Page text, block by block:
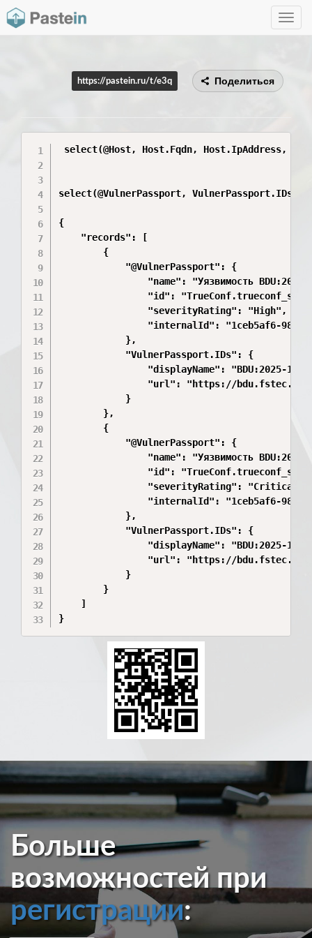
Toggle
https://pastein.ru/t/e3q Поделиться
select(@Host, Host.Fqdn, Host.IpAddress,
select(@VulnerPassport,
{
    "records": [
        {
            "@VulnerPassport": {
"name": "Уязвимость BDU:2025-
"id":
                "severityRating": "High",
"internalId": "1ceb5af6-
            },
            "VulnerPassport.IDs": {
"displayName": "BDU:2025-
"url": "https://
            }
        },
        {
            "@VulnerPassport": {
"name": "Уязвимость BDU:2025-
"id":
                "severityRating": "Critical",
"internalId": "1ceb5af6-
            },
            "VulnerPassport.IDs": {
"displayName": "BDU:2025-
"url": "https://
            }
        }
    ]
}
Больше
возможностей при
регистрации: